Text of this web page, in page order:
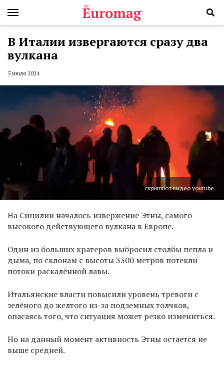
В Италии извергаются сразу два
вулкана
5 июля 2024
скриншот видео youtube
На Сицилии началось извержение Этны, самого
высокого действующего вулкана в Европе.
Один из больших кратеров выбросил столбы пепла и
дыма, по склонам с высоты 3300 метров потекли
потоки раскалённой лавы.
Итальянские власти повысили уровень тревоги с
зелёного до желтого из-за подземных толчков,
опасаясь того, что ситуация может резко измениться.
Но на данный момент активность Этны остается не
выше средней.